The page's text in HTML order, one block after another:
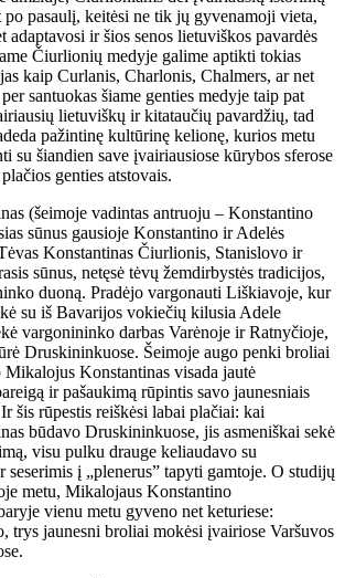
pasaulį, keitėsi ne tik jų gyvenamoji vieta,
adaptavosi ir šios senos lietuviškos pavardės
Čiurlionių medyje galime aptikti tokias
kaip Curlanis, Charlonis, Chalmers, ar net
santuokas šiame genties medyje taip pat
lietuviškų ir kitataučių pavardžių, tad
pažintinę kultūrinę kelionę, kurios metu
su šiandien save įvairiausiose kūrybos sferose
genties atstovais.
(šeimoje vadintas antruoju – Konstantino
sūnus gausioje Konstantino ir Adelės
Konstantinas Čiurlionis, Stanislovo ir
sūnus, netęsė tėvų žemdirbystės tradicijos,
duoną. Pradėjo vargonauti Liškiavoje, kur
su iš Bavarijos vokiečių kilusia Adele
vargonininko darbas Varėnoje ir Ratnyčioje,
Druskininkuose. Šeimoje augo penki broliai
Mikalojus Konstantinas visada jautė
ir pašaukimą rūpintis savo jaunesniais
šis rūpestis reiškėsi labai plačiai: kai
būdavo Druskininkuose, jis asmeniškai sekė
visu pulku drauge keliaudavo su
seserimis į „plenerus” tapyti gamtoje. O studijų
metu, Mikalojaus Konstantino
vienu metu gyveno net keturiese:
trys jaunesni broliai mokėsi įvairiose Varšuvos